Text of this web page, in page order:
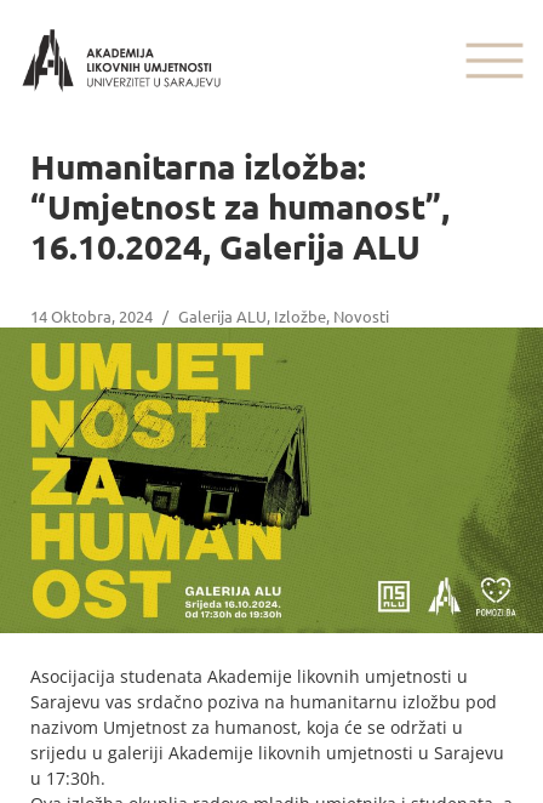
Humanitarna izložba:
“Umjetnost za humanost”,
16.10.2024, Galerija ALU
14 Oktobra, 2024 / Galerija ALU, Izložbe, Novosti
Asocijacija studenata Akademije likovnih umjetnosti u
Sarajevu vas srdačno poziva na humanitarnu izložbu pod
nazivom Umjetnost za humanost, koja će se održati u
srijedu u galeriji Akademije likovnih umjetnosti u Sarajevu
u 17:30h.